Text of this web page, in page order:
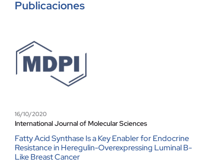
Publicaciones
16/10/2020
International Journal of Molecular Sciences
Fatty Acid Synthase Is a Key Enabler for Endocrine
Resistance in Heregulin-Overexpressing Luminal B-
Like Breast Cancer